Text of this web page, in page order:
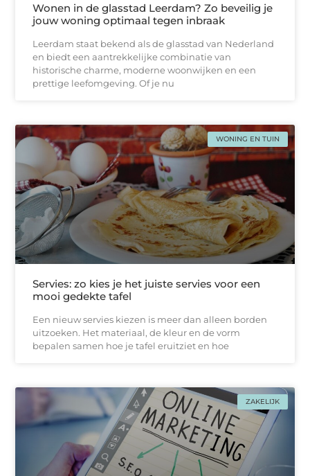
Wonen in de glasstad Leerdam? Zo beveilig je
jouw woning optimaal tegen inbraak
Leerdam staat bekend als de glasstad van Nederland
en biedt een aantrekkelijke combinatie van
historische charme, moderne woonwijken en een
prettige leefomgeving. Of je nu
WONING EN TUIN
Servies: zo kies je het juiste servies voor een
mooi gedekte tafel
Een nieuw servies kiezen is meer dan alleen borden
uitzoeken. Het materiaal, de kleur en de vorm
bepalen samen hoe je tafel eruitziet en hoe
ZAKELIJK